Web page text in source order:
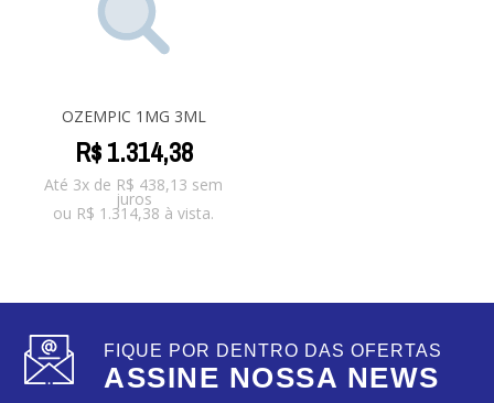
OZEMPIC 1MG 3ML
R$1.314,38
Até 3x de R$ 438,13 sem
juros
ou R$ 1.314,38 à vista.
FIQUE POR DENTRO DAS OFERTAS
ASSINE NOSSA NEWS